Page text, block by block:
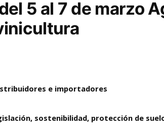
5 al 7 de marzo
e importadores
sostenibilidad, protección de